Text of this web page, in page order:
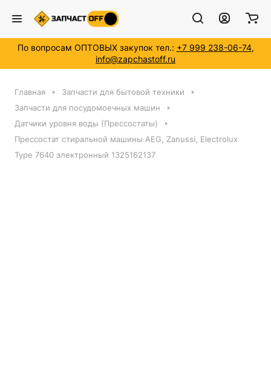
По вопросам ОПТОВЫХ закупок тел.: +7 999 238-06-74,
info@zapchastoff.ru
Главная
Запчасти для бытовой техники
Запчасти для посудомоечных машин
Датчики уровня воды (Прессостаты)
Прессостат стиральной машины AEG, Zanussi, Electrolux
Type 7640 электронный 1325162137